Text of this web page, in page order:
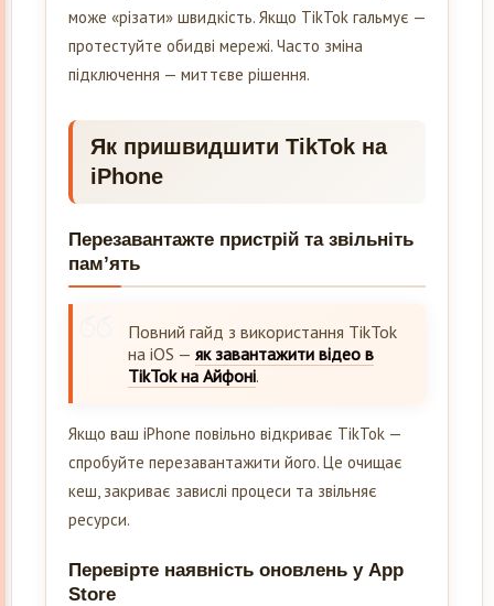
може «різати» швидкість. Якщо TikTok гальмує —
протестуйте обидві мережі. Часто зміна
підключення — миттєве рішення.
Як пришвидшити TikTok на
iPhone
Перезавантажте пристрій та звільніть
пам’ять
Повний гайд з використання TikTok
на iOS — як завантажити відео в
TikTok на Айфоні.
Якщо ваш iPhone повільно відкриває TikTok —
спробуйте перезавантажити його. Це очищає
кеш, закриває завислі процеси та звільняє
ресурси.
Перевірте наявність оновлень у App
Store